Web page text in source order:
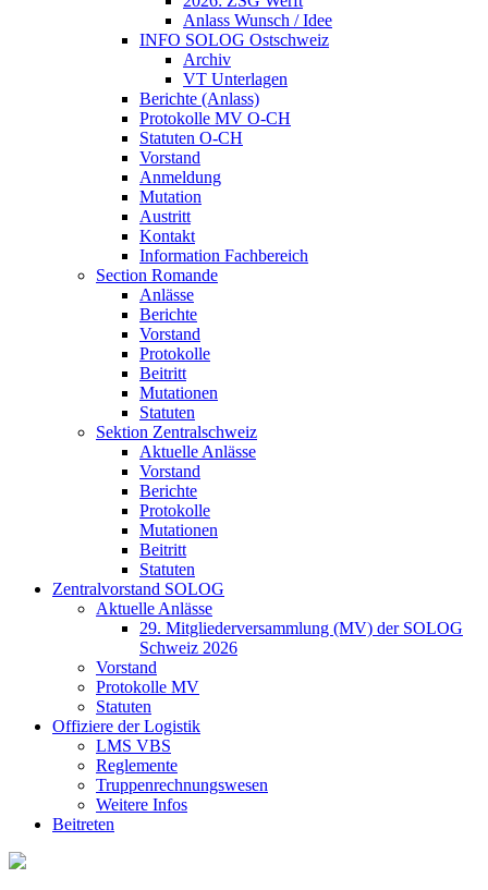
Anlass Wunsch / Idee
INFO SOLOG Ostschweiz
Archiv
VT Unterlagen
Berichte (Anlass)
Protokolle MV O-CH
Statuten O-CH
Vorstand
Anmeldung
Mutation
Austritt
Kontakt
Information Fachbereich
Section Romande
Anlässe
Berichte
Vorstand
Protokolle
Beitritt
Mutationen
Statuten
Sektion Zentralschweiz
Aktuelle Anlässe
Vorstand
Berichte
Protokolle
Mutationen
Beitritt
Statuten
Zentralvorstand SOLOG
Aktuelle Anlässe
29. Mitgliederversammlung (MV) der SOLOG
Schweiz 2026
Vorstand
Protokolle MV
Statuten
Offiziere der Logistik
LMS VBS
Reglemente
Truppenrechnungswesen
Weitere Infos
Beitreten